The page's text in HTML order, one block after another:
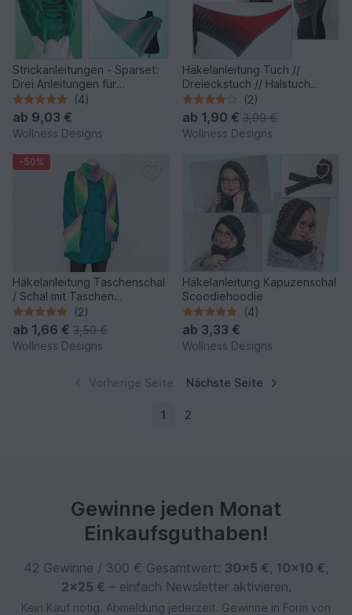
Strickanleitungen - Sparset:
Drei Anleitungen für
wunderschöne Tücher!!!
(4)
ab 9,03 €
Wollness Designs
Häkelanleitung Tuch //
Dreieckstuch // Halstuch
Arien
(2)
ab 1,90 € 3,99 €
Wollness Designs
-50%
Häkelanleitung Taschenschal
/ Schal mit Taschen
Collomano
(2)
ab 1,66 € 3,50 €
Wollness Designs
Häkelanleitung Kapuzenschal
Scoodiehoodie
(4)
ab 3,33 €
Wollness Designs
Vorherige Seite Nächste Seite
1 2
Gewinne jeden Monat
Einkaufsguthaben!
42 Gewinne / 300 € Gesamtwert: 30×5 €, 10×10 €,
2×25 € – einfach Newsletter aktivieren.
Kein Kauf nötig. Abmeldung jederzeit. Gewinne in Form von